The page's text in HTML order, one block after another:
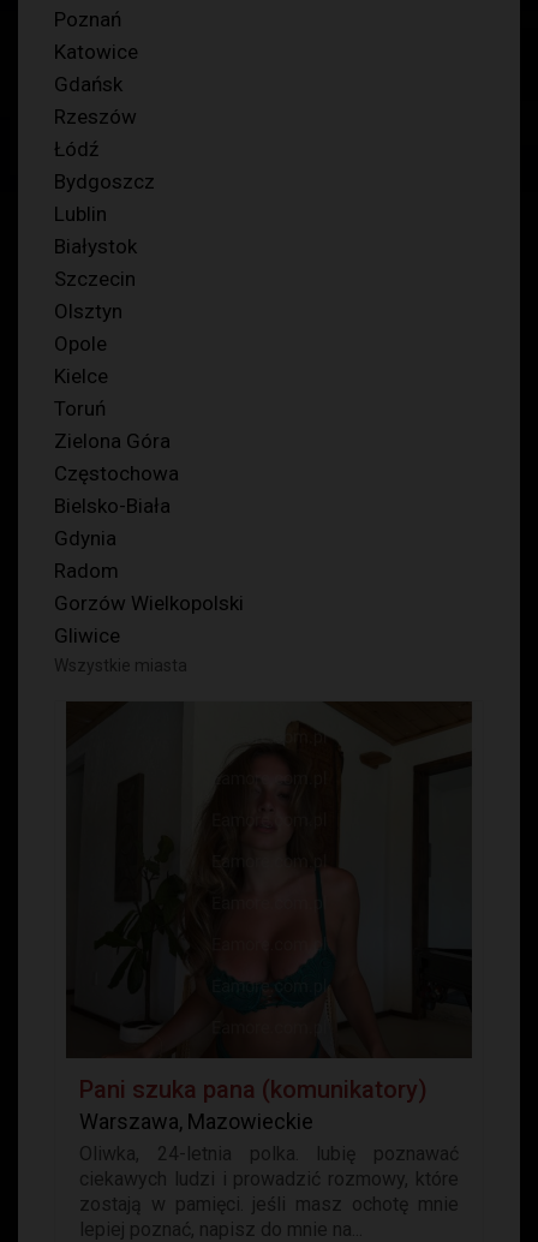
Poznań
Katowice
Gdańsk
Rzeszów
Łódź
Bydgoszcz
Lublin
Białystok
Szczecin
Olsztyn
Opole
Kielce
Toruń
Zielona Góra
Częstochowa
Bielsko-Biała
Gdynia
Radom
Gorzów Wielkopolski
Gliwice
Wszystkie miasta
Pani szuka pana (komunikatory)
Warszawa, Mazowieckie
Oliwka, 24-letnia polka. lubię poznawać
ciekawych ludzi i prowadzić rozmowy, które
zostają w pamięci. jeśli masz ochotę mnie
lepiej poznać, napisz do mnie na...